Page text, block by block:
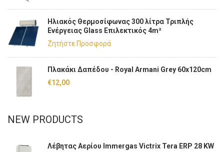
Ηλιακός Θερμοσίφωνας 300 λίτρα Τριπλής
Ενέργειας Glass Επιλεκτικός 4m²
Ζητήστε Προσφορά
Πλακάκι Δαπέδου - Royal Armani Grey 60x120cm
€12,00
NEW PRODUCTS
Λέβητας Αερίου Immergas Victrix Tera ERP 28 KW